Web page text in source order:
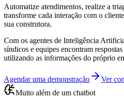
Automatize atendimentos, realize a
transforme cada interação com o
sua construtora.
Com os agentes de Inteligência
síndicos e equipes encontram
utilizando as informações do próprio
Agendar uma demonstração
Ver
Muito além de um chatbot